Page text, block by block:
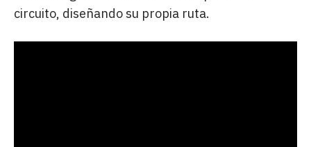
circuito, diseñando su propia ruta.